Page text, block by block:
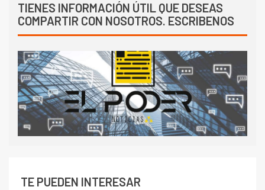
TIENES INFORMACIÓN ÚTIL QUE DESEAS
COMPARTIR CON NOSOTROS. ESCRIBENOS
TE PUEDEN INTERESAR